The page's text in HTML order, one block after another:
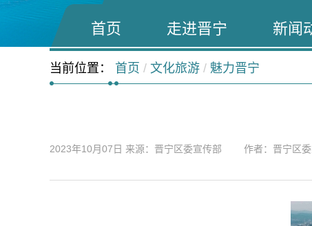
首页 走进晋宁 新闻
当前位置： 首页 / 文化旅游 / 魅力晋宁
2023年10月07日 来源：晋宁区委宣传部 作者：晋宁区委